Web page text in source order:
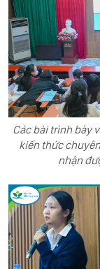
Các bài trình bày
kiến thức
nhận